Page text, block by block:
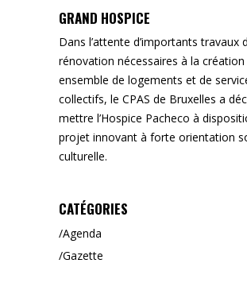
GRAND HOSPICE
Dans l’attente d’importants travaux
rénovation nécessaires à la création
ensemble de logements et de
collectifs, le CPAS de Bruxelles a
mettre l’Hospice Pacheco à
projet innovant à forte orientation
culturelle.
CATÉGORIES
Agenda
Gazette